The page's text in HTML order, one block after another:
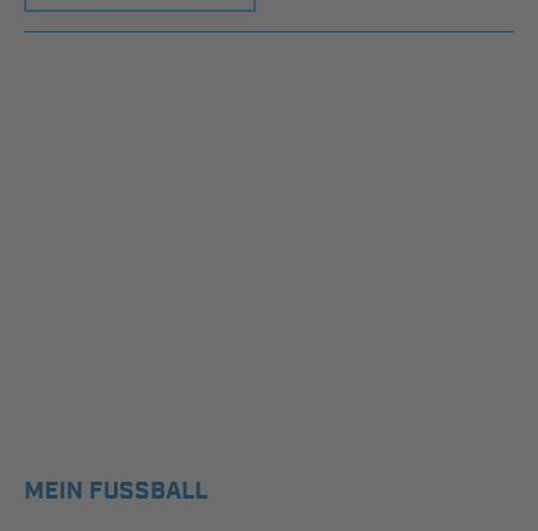
MEIN FUSSBALL